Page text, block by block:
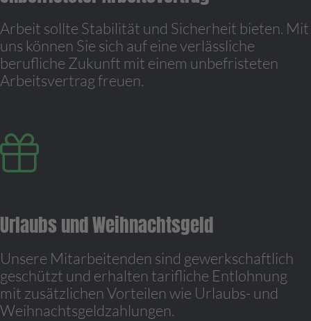
Arbeit sollte Stabilität und Sicherheit bieten. Mit
uns können Sie sich auf eine verlässliche
berufliche Zukunft mit einem unbefristeten
Arbeitsvertrag freuen.
Urlaubs und Weihnachtsgeld
Unsere Mitarbeitenden sind gewerkschaftlich
geschützt und erhalten tarifliche Entlohnung
mit zusätzlichen Vorteilen wie Urlaubs- und
Weihnachtsgeldzahlungen.